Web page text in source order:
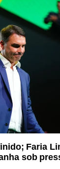
Faria
sob